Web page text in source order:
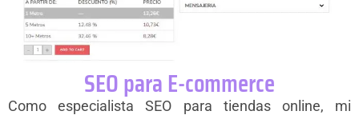
SEO para E-commerce
Como especialista SEO para tiendas online, mi